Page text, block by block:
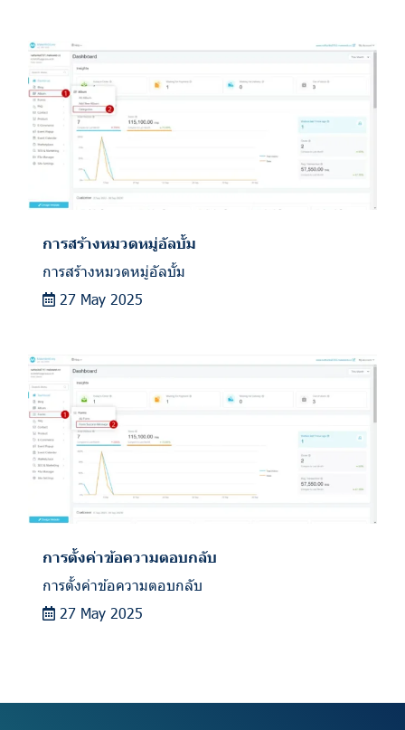
การสร้างหมวดหมู่อัลบั้ม
การสร้างหมวดหมู่อัลบั้ม
27 May 2025
การตั้งค่าข้อความตอบกลับ
การตั้งค่าข้อความตอบกลับ
27 May 2025